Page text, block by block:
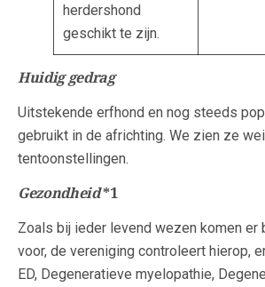
herdershond
geschikt te zijn.
Huidig gedrag
Uitstekende erfhond en nog steeds
gebruikt in de africhting. We zien ze
tentoonstellingen.
Gezondheid*1
Zoals bij ieder levend wezen komen er
voor, de vereniging controleert hierop,
ED, Degeneratieve myelopathie,